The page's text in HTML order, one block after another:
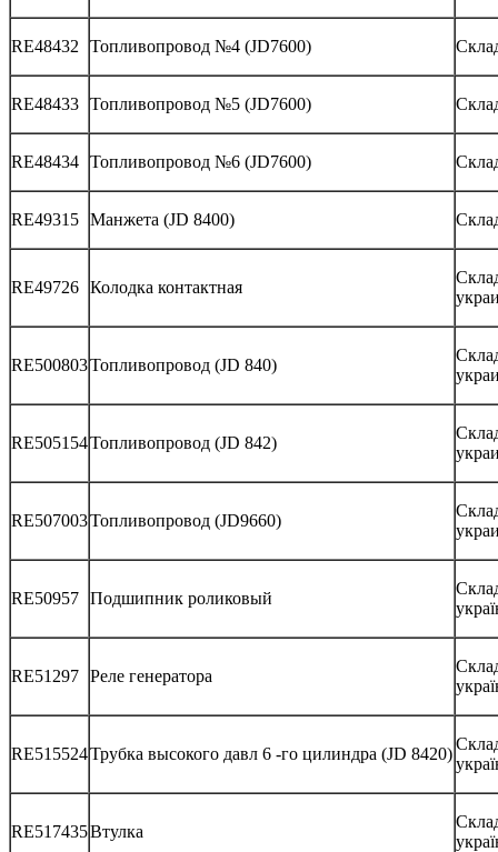
RE48432 Топливопровод №4 (JD7600)
RE48433 Топливопровод №5 (JD7600)
RE48434 Топливопровод №6 (JD7600)
RE49315 Манжета (JD 8400)
RE49726 Колодка контактная
RE500803Топливопровод (JD 840)
RE505154Топливопровод (JD 842)
RE507003Топливопровод (JD9660)
RE50957 Подшипник роликовый
RE51297 Реле генератора
RE515524Трубка высокого давл 6 -го цилиндра (JD 8420)
RE517435Втулка